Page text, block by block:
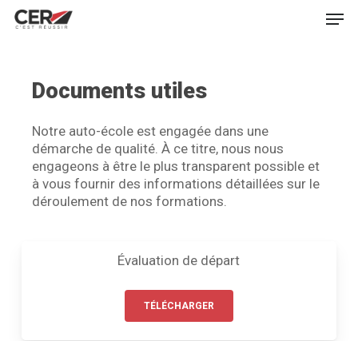
Skip
Documents utiles
Notre auto-école est engagée dans une
démarche de qualité. À ce titre, nous nous
engageons à être le plus transparent possible et
à vous fournir des informations détaillées sur le
déroulement de nos formations.
Évaluation de départ
TÉLÉCHARGER